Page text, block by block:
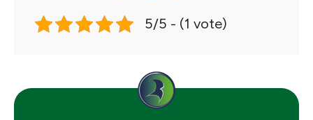
5/5 - (1 vote)